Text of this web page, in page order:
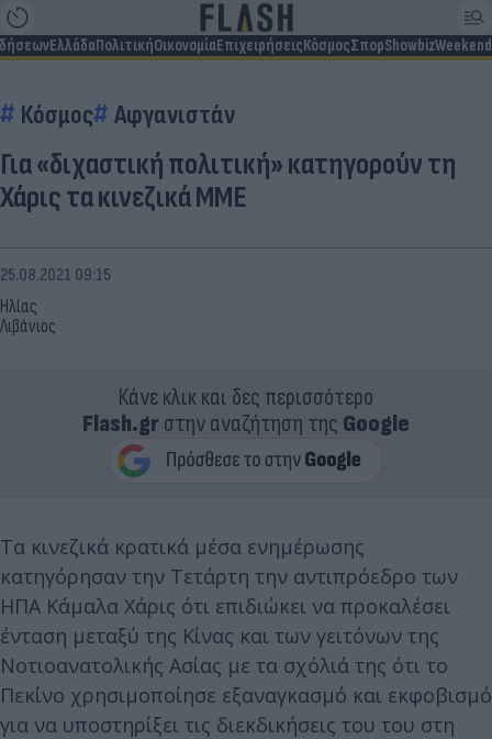
ΕλλάδαΠολιτικήΟικονομίαΕπιχειρήσειςΚόσμοςΣπορShowbizWeekend
Κόσμος Αφγανιστάν
Για «διχαστική πολιτική» κατηγορούν τη
Χάρις τα κινεζικά ΜΜΕ
Ηλίας
Λιβάνιος
25.08.2021 09:15
Κάνε κλικ και δες περισσότερο
Flash.grστην αναζήτηση της Google
Τα κινεζικά κρατικά μέσα ενημέρωσης
κατηγόρησαν την Τετάρτη την αντιπρόεδρο των
ΗΠΑ Κάμαλα Χάρις ότι επιδιώκει να προκαλέσει
ένταση μεταξύ της Κίνας και των γειτόνων της
Νοτιοανατολικής Ασίας με τα σχόλιά της ότι το
Πεκίνο χρησιμοποίησε εξαναγκασμό και εκφοβισμό
για να υποστηρίξει τις διεκδικήσεις του του στη